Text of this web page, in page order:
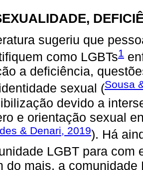
sugeriu que
como LGBTs1
a deficiência,
sexual (Sousa
devido a
e orientação sexual
& Denari, 2019). Há
LGBT para com
do mais, a